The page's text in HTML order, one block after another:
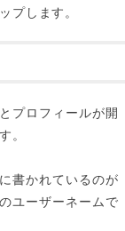
プします。
プロフィールが開
。
書かれているのが
ユーザーネームで